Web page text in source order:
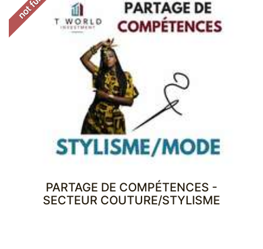
PARTAGE DE COMPÉTENCES -
SECTEUR COUTURE/STYLISME